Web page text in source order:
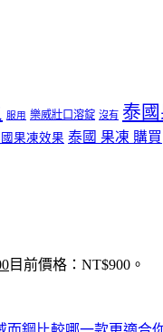
服用 樂威壯口溶錠 沒有 泰
果凍效果 泰國 果凍 購買
目前價格：NT$900。